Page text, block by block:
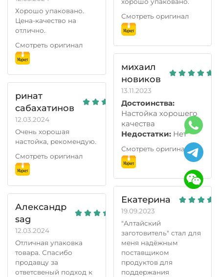
Хорошо упаковано.
Цена-качество на
отлично.
Смотреть оригинал
ринат
сабахатинов
12.03.2024
Очень хорошая
настойка, рекомендую.
Смотреть оригинал
Александр
sag
12.03.2024
Отличная упаковка
товара. Спасибо
продавцу за
ответсвеный подход к
Смотреть оригинал
михаил
новиков
13.11.2023
Достоинства:
Настойка хорошего
качества
Недостатки:Нет
Смотреть оригинал
Екатерина
19.09.2023
"Алтайский
заготовитель" стал для
меня надëжным
поставщиком
продуктов для
поддержания